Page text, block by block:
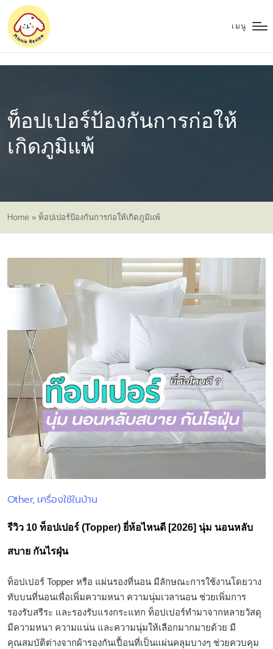
เมนู
ท็อปเปอร์ป้องกันการก่อให้
เกิดภูมิแพ้
Home » ท็อปเปอร์ป้องกันการก่อให้เกิดภูมิแพ้
Posted
Other เครื่องใช้ในบ้าน
รีวิว 10 ท็อปเปอร์ (Topper) ยี่ห้อไหนดี [2026] นุ่ม นอนหลับ
สบาย กันไรฝุ่น
ท็อปเปอร์ Topper หรือ แผ่นรองที่นอน มีลักษณะการใช้งานโดยวาง
ทับบนที่นอนเพื่อเพิ่มความหนา ความนุ่มเวลานอน ช่วยเพิ่มการ
รองรับสรีระ และรองรับแรงกระแทก ท็อปเปอร์ทำมาจากหลายวัสดุ
มีความหนา ความแน่น และความนุ่มให้เลือกมากมายด้วย มี
คุณสมบัติต่างจากผ้ารองกันเปื้อนที่เป็นแผ่นคลุมบางๆ ช่วยควบคุม